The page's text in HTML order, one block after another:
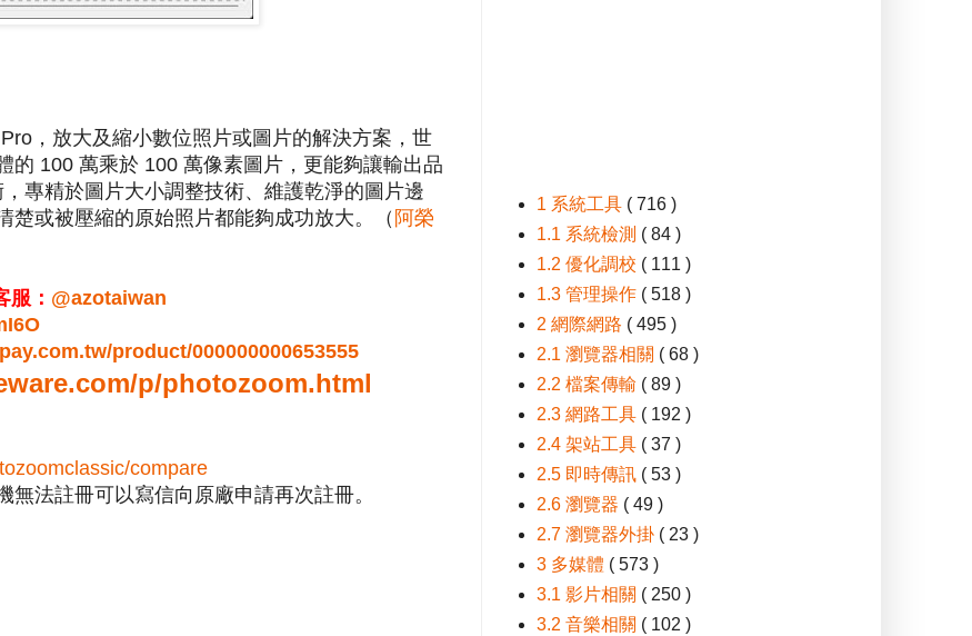
，放大及縮小數位照片或圖片的解決方案，世
的 100 萬乘於 100 萬像素圖片，更能夠讓輸出品
專精於圖片大小調整技術、維護乾淨的圖片邊
或被壓縮的原始照片都能夠成功放大。（ 阿榮
服： @azotaiwan
product/000000000653555
p/photozoom.html
compare
法註冊可以寫信向原廠申請再次註冊。
1 系統工具 ( 716 )
1.1 系統檢測 ( 84 )
1.2 優化調校 ( 111 )
1.3 管理操作 ( 518 )
2 網際網路 ( 495 )
2.1 瀏覽器相關 ( 68 )
2.2 檔案傳輸 ( 89 )
2.3 網路工具 ( 192 )
2.4 架站工具 ( 37 )
2.5 即時傳訊 ( 53 )
2.6 瀏覽器 ( 49 )
2.7 瀏覽器外掛 ( 23 )
3 多媒體 ( 573 )
3.1 影片相關 ( 250 )
3.2 音樂相關 ( 102 )